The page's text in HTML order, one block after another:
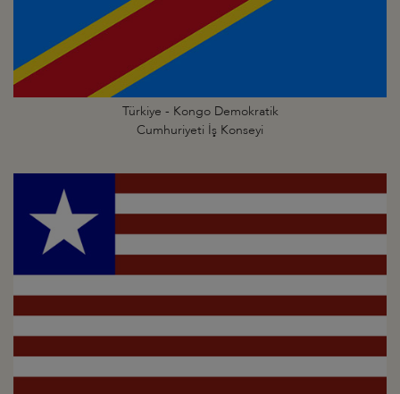
Türkiye - Kongo Demokratik
Cumhuriyeti İş Konseyi